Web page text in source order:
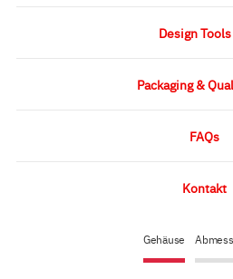
Gehäuse
Design Tools
Packaging &
FAQs
Kontakt